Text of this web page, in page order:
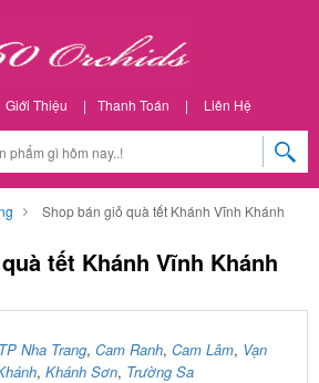
Giới Thiệu | Thanh Toán | Liên Hệ
Shop bán giỏ quà tết Khánh Vĩnh Khánh
tết Khánh Vĩnh Khánh
TP Nha Trang, Cam Ranh, Cam Lâm, Vạn
, Khánh Sơn, Trường Sa